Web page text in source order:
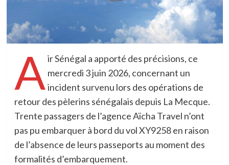
A ir Sénégal a apporté des précisions, ce
mercredi 3 juin 2026, concernant un
incident survenu lors des opérations de
retour des pèlerins sénégalais depuis La Mecque.
Trente passagers de l’agence Aïcha Travel n’ont
pas pu embarquer à bord du vol XY9258 en raison
de l’absence de leurs passeports au moment des
formalités d’embarquement.